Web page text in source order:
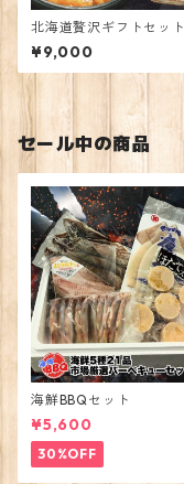
北海道贅沢ギフトセット
¥9,000
セール中の商品
海鮮BBQセット
¥5,600
30%OFF